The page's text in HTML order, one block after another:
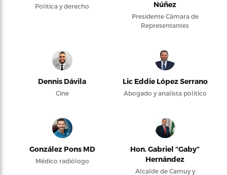
Política y derecho Núñez
Presidente Cámara de
Representantes
Dennis Dávila
Cine
Lic Eddie López Serrano
Abogado y analista político
González Pons MD
Médico radiólogo
Hon. Gabriel “Gaby”
Hernández
Alcalde de Camuy y